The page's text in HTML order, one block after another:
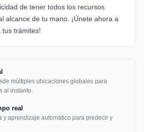
de tener todos los recursos
alcance de tu mano. ¡Únete ahora a
tus trámites!
múltiples ubicaciones globales para
al instante.
real
y aprendizaje automático para predecir y